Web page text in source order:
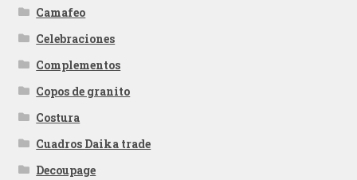
Camafeo
Celebraciones
Complementos
Copos de granito
Costura
Cuadros Daika trade
Decoupage